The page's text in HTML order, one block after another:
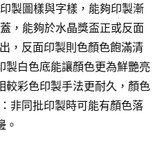
製圖樣與字樣，能夠印製漸
，能夠於水晶獎盃正或反面
，反面印製則色顏色飽滿清
製白色底能讓顏色更為鮮艷亮
較彩色印製手法更耐久，顏色
非同批印製時可能有顏色落
。